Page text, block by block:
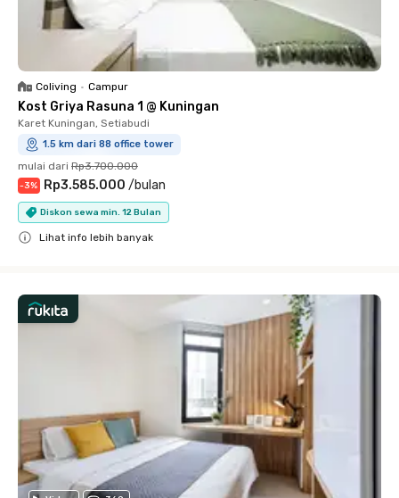
Coliving • Campur
Kost Griya Rasuna 1 @ Kuningan
Karet Kuningan, Setiabudi
1.5 km dari 88 office tower
mulai dari Rp3.700.000
-3% Rp3.585.000 /bulan
Diskon sewa min. 12 Bulan
Lihat info lebih banyak